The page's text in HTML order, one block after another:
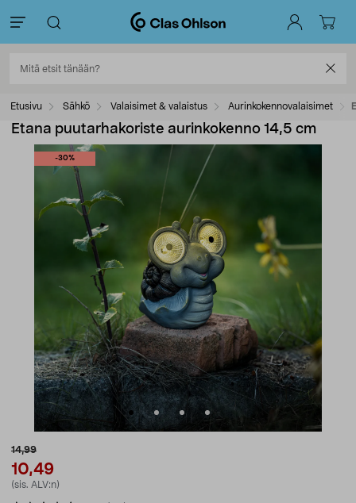
Etusivu Sähkö Valaisimet & valaistus Aurinkokennovalaisimet
Etana puutarhakoriste aurinkokenno 14,5 cm
-30%
14,99
10,49
(sis. ALV:n)